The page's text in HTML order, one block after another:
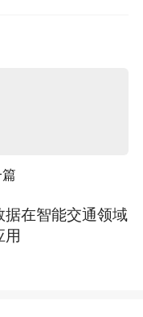
据在智能交通领域
用